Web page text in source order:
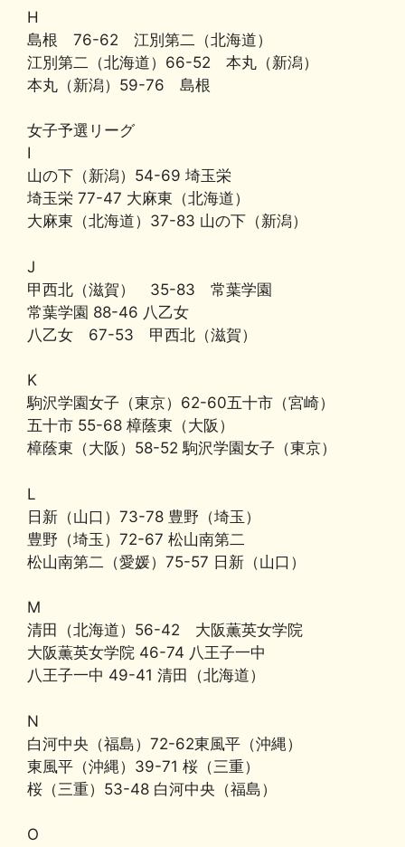
H
島根 76-62 江別第二（北海道）
江別第二（北海道）66-52 本丸（新潟）
本丸（新潟）59-76 島根
女子予選リーグ
I
山の下（新潟）54-69 埼玉栄
埼玉栄 77-47 大麻東（北海道）
大麻東（北海道）37-83 山の下（新潟）
J
甲西北（滋賀） 35-83 常葉学園
常葉学園 88-46 八乙女
八乙女 67-53 甲西北（滋賀）
K
駒沢学園女子（東京）62-60五十市（宮崎）
五十市 55-68 樟蔭東（大阪）
樟蔭東（大阪）58-52 駒沢学園女子（東京）
L
日新（山口）73-78 豊野（埼玉）
豊野（埼玉）72-67 松山南第二
松山南第二（愛媛）75-57 日新（山口）
M
清田（北海道）56-42 大阪薫英女学院
大阪薫英女学院 46-74 八王子一中
八王子一中 49-41 清田（北海道）
N
白河中央（福島）72-62東風平（沖縄）
東風平（沖縄）39-71 桜（三重）
桜（三重）53-48 白河中央（福島）
O